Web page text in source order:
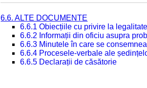
6.6. ALTE DOCUMENTE
6.6.1 Obiecțiile cu privire la
6.6.2 Informații din oficiu asupra
6.6.3 Minutele în care se
6.6.4 Procesele-verbale ale
6.6.5 Declarații de căsătorie